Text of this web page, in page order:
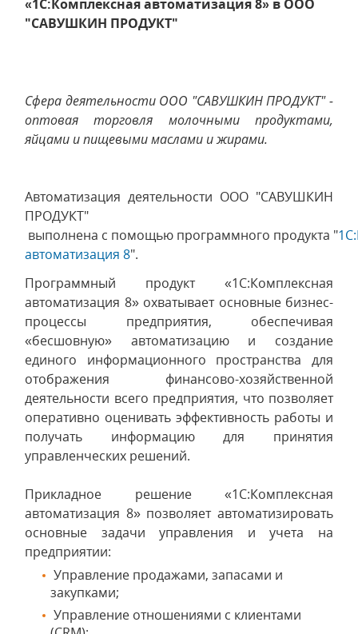
«1С:Комплексная автоматизация 8» в ООО
"САВУШКИН ПРОДУКТ"
Сфера деятельности ООО "САВУШКИН ПРОДУКТ" -
оптовая торговля молочными продуктами,
яйцами и пищевыми маслами и жирами.
Автоматизация деятельности ООО "САВУШКИН
ПРОДУКТ"
выполнена с помощью программного продукта "
автоматизация 8".
Программный продукт «1С:Комплексная
автоматизация 8» охватывает основные бизнес-
процессы предприятия, обеспечивая
«бесшовную» автоматизацию и создание
единого информационного пространства для
отображения финансово-хозяйственной
деятельности всего предприятия, что позволяет
оперативно оценивать эффективность работы и
получать информацию для принятия
управленческих решений.
Прикладное решение «1С:Комплексная
автоматизация 8» позволяет автоматизировать
основные задачи управления и учета на
предприятии:
Управление продажами, запасами и
закупками;
Управление отношениями с клиентами